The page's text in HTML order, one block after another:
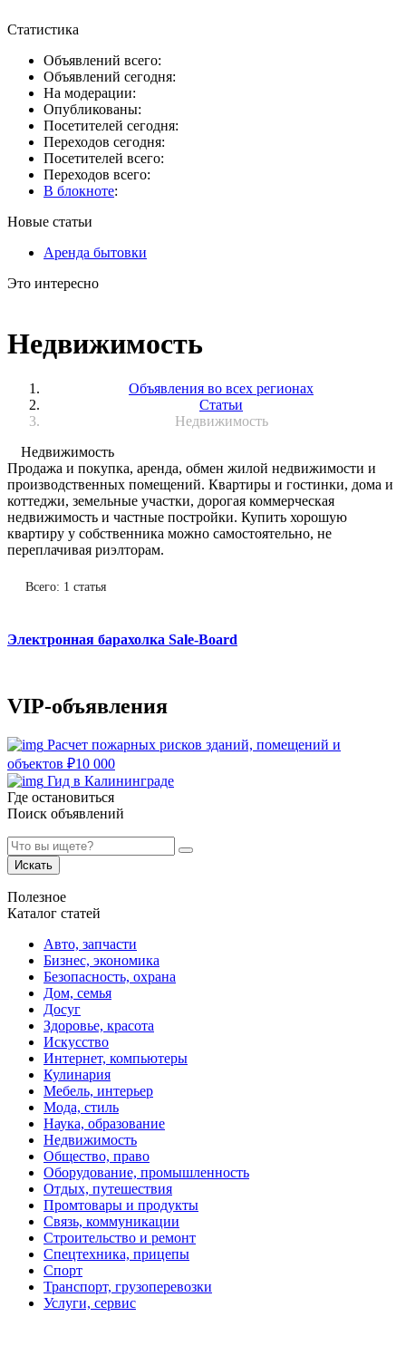
Статистика
Объявлений всего:
Объявлений сегодня:
На модерации:
Опубликованы:
Посетителей сегодня:
Переходов сегодня:
Посетителей всего:
Переходов всего:
В блокноте:
Новые статьи
Аренда бытовки
Это интересно
Недвижимость
Объявления во всех регионах
Статьи
Недвижимость
Недвижимость
Продажа и покупка, аренда, обмен жилой недвижимости и
производственных помещений. Квартиры и гостинки, дома и
коттеджи, земельные участки, дорогая коммерческая
недвижимость и частные постройки. Купить хорошую
квартиру у собственника можно самостоятельно, не
переплачивая риэлторам.
Всего: 1 статья
Электронная барахолка Sale-Board
VIP-объявления
Расчет пожарных рисков зданий, помещений и
объектов ₽10 000
Гид в Калининграде
Где остановиться
Поиск объявлений
Искать
Полезное
Каталог статей
Авто, запчасти
Бизнес, экономика
Безопасность, охрана
Дом, семья
Досуг
Здоровье, красота
Искусство
Интернет, компьютеры
Кулинария
Мебель, интерьер
Мода, стиль
Наука, образование
Недвижимость
Общество, право
Оборудование, промышленность
Отдых, путешествия
Промтовары и продукты
Связь, коммуникации
Строительство и ремонт
Спецтехника, прицепы
Спорт
Транспорт, грузоперевозки
Услуги, сервис